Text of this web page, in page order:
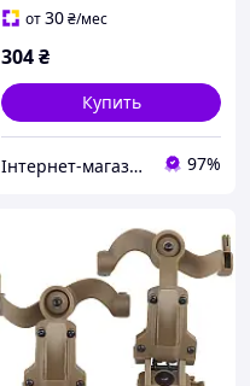
от30₴/мес
304₴
Купить
Інтернет-магазин Strikeshop 97%